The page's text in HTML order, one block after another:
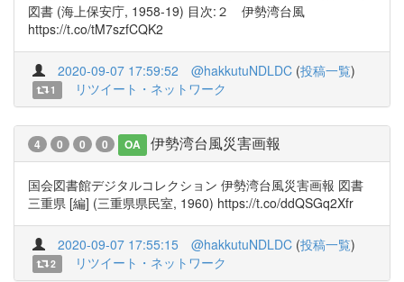
図書 (海上保安庁, 1958-19) 目次:２ 伊勢湾台風
https://t.co/tM7szfCQK2
2020-09-07 17:59:52 @hakkutuNDLDC (投稿一覧)
1 リツイート・ネットワーク
4 0 0 0 OA 伊勢湾台風災害画報
国会図書館デジタルコレクション 伊勢湾台風災害画報 図書
三重県 [編] (三重県県民室, 1960) https://t.co/ddQSGq2Xfr
2020-09-07 17:55:15 @hakkutuNDLDC (投稿一覧)
2 リツイート・ネットワーク